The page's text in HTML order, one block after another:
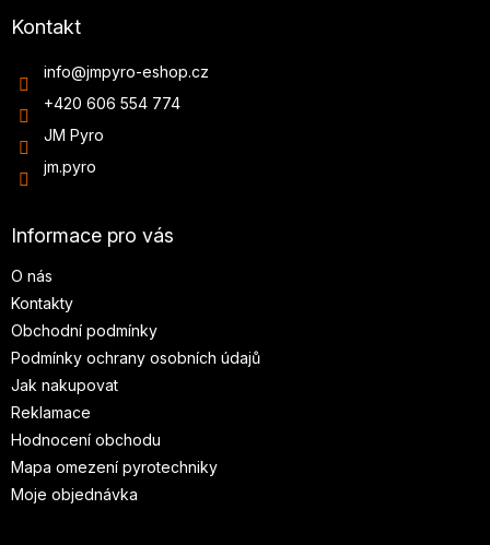
Kontakt
info@jmpyro-eshop.cz
+420 606 554 774
JM Pyro
jm.pyro
Informace pro vás
O nás
Kontakty
Obchodní podmínky
Podmínky ochrany osobních údajů
Jak nakupovat
Reklamace
Hodnocení obchodu
Mapa omezení pyrotechniky
Moje objednávka